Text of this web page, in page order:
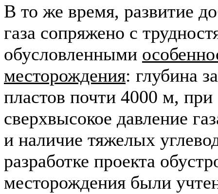
В то же время, развитие
газа сопряжено с
обусловленными
месторождения: глубина
пластов почти 4000 м, при
сверхвысокое давление
и наличие тяжелых
разработке проекта
месторождения были